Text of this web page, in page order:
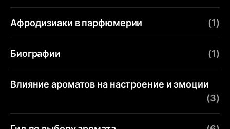
Афродизиаки в парфюмерии (1)
Биографии (1)
Влияние ароматов на настроение и эмоции
(3)